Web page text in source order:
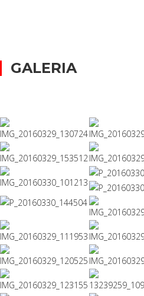
GALERIA